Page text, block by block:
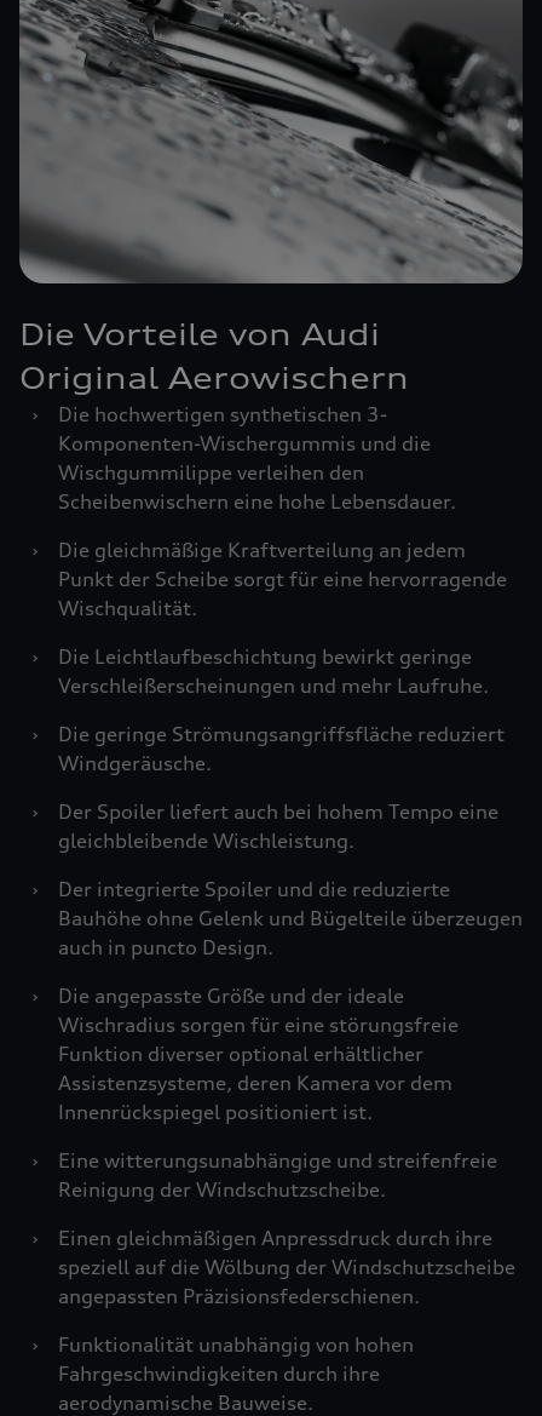
Die Vorteile von Audi
Original Aerowischern
›
Die hochwertigen synthetischen 3-
Komponenten-Wischergummis und die
Wischgummilippe verleihen den
Scheibenwischern eine hohe Lebensdauer.
›
Die gleichmäßige Kraftverteilung an jedem
Punkt der Scheibe sorgt für eine hervorragende
Wischqualität.
›
Die Leichtlaufbeschichtung bewirkt geringe
Verschleißerscheinungen und mehr Laufruhe.
›
Die geringe Strömungsangriffsfläche reduziert
Windgeräusche.
›
Der Spoiler liefert auch bei hohem Tempo eine
gleichbleibende Wischleistung.
›
Der integrierte Spoiler und die reduzierte
Bauhöhe ohne Gelenk und Bügelteile überzeugen
auch in puncto Design.
›
Die angepasste Größe und der ideale
Wischradius sorgen für eine störungsfreie
Funktion diverser optional erhältlicher
Assistenzsysteme, deren Kamera vor dem
Innenrückspiegel positioniert ist.
›
Eine witterungsunabhängige und streifenfreie
Reinigung der Windschutzscheibe.
›
Einen gleichmäßigen Anpressdruck durch ihre
speziell auf die Wölbung der Windschutzscheibe
angepassten Präzisionsfederschienen.
›
Funktionalität unabhängig von hohen
Fahrgeschwindigkeiten durch ihre
aerodynamische Bauweise.